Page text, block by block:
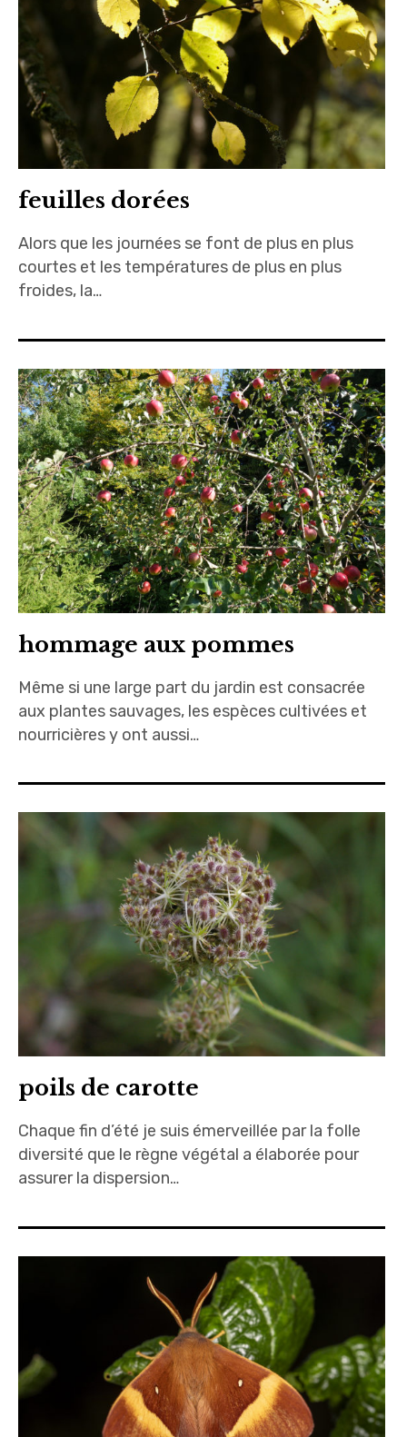
feuilles dorées
Alors que les journées se font de plus en plus
courtes et les températures de plus en plus
froides, la…
hommage aux pommes
Même si une large part du jardin est consacrée
aux plantes sauvages, les espèces cultivées et
nourricières y ont aussi…
poils de carotte
Chaque fin d’été je suis émerveillée par la folle
diversité que le règne végétal a élaborée pour
assurer la dispersion…